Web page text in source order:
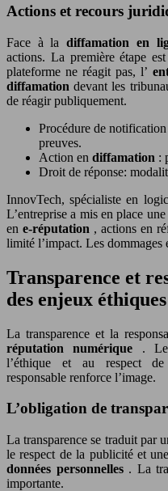
Actions et recours
Face à ladiffamation en
actions. La première étape
plateforme ne réagit pas, l’
diffamationdevant les
de réagir publiquement.
Procédure de
preuves.
Action en diffamation :
Droit de réponse:
InnovTech, spécialiste en
L’entreprise a mis en place
en e-réputation , actions en
limité l’impact. Les dommages
Transparence et
des enjeux
La transparence et la
réputation numérique .
l’éthique et au respect de
responsable renforce l’image.
L’obligation de
La transparence se traduit par
le respect de la publicité et
données personnelles . La
importante.